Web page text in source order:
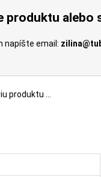
alebo
napíšte email:
produktu …